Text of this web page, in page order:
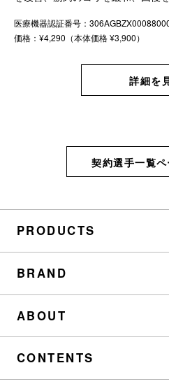
医療機器認証番号：
価格：¥4,290（本体価格 ¥3,900）
詳細を
契約選手一覧
PRODUCTS
BRAND
ABOUT
CONTENTS